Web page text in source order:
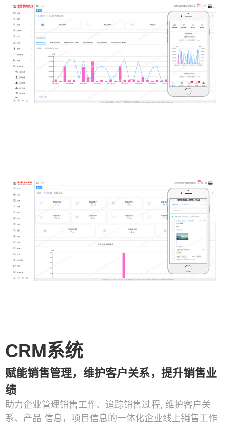
CRM系统
赋能销售管理，维护客户关系，提升销售业
绩
助力企业管理销售工作、追踪销售过程, 维护客户关
系、产品 信息，项目信息的一体化企业线上销售工作